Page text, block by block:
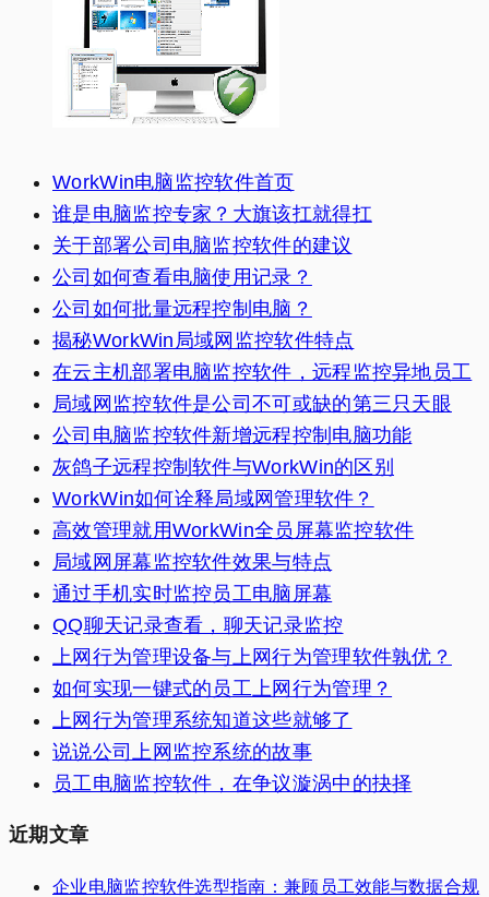
WorkWin电脑监控软件首页
谁是电脑监控专家？大旗该扛就得扛
关于部署公司电脑监控软件的建议
公司如何查看电脑使用记录？
公司如何批量远程控制电脑？
揭秘WorkWin局域网监控软件特点
在云主机部署电脑监控软件，远程监控异地员工
局域网监控软件是公司不可或缺的第三只天眼
公司电脑监控软件新增远程控制电脑功能
灰鸽子远程控制软件与WorkWin的区别
WorkWin如何诠释局域网管理软件？
高效管理就用WorkWin全员屏幕监控软件
局域网屏幕监控软件效果与特点
通过手机实时监控员工电脑屏幕
QQ聊天记录查看，聊天记录监控
上网行为管理设备与上网行为管理软件孰优？
如何实现一键式的员工上网行为管理？
上网行为管理系统知道这些就够了
说说公司上网监控系统的故事
员工电脑监控软件，在争议漩涡中的抉择
近期文章
企业电脑监控软件选型指南：兼顾员工效能与数据合规